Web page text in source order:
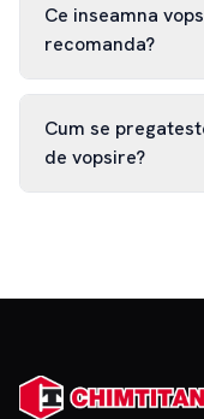
Ce inseamna
recomanda?
Cum se
de vopsire?